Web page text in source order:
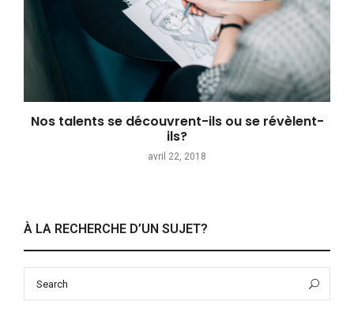
Nos talents se découvrent-ils ou se révèlent-
ils?
avril 22, 2018
À LA RECHERCHE D’UN SUJET?